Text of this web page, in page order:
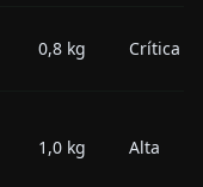
0,8 kg Crítica
1,0 kg Alta